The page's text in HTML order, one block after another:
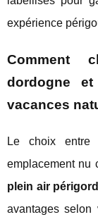
expérience
Comment
dordogne
vacances
Le choix
emplacement nu
plein air périgord
avantages